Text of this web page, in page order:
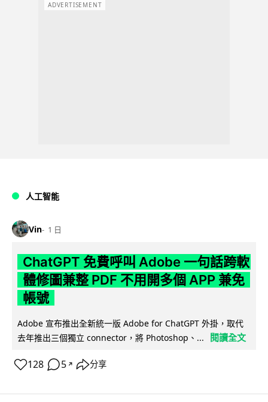
ADVERTISEMENT
人工智能
Vin 1 日
ChatGPT 免費呼叫 Adobe 一句話跨軟
體修圖兼整 PDF 不用開多個 APP 兼免
帳號
Adobe 宣布推出全新統一版 Adobe for ChatGPT 外掛，取代
去年推出三個獨立 connector，將 Photoshop、...
閱讀全文
128 5 ↗ 分享